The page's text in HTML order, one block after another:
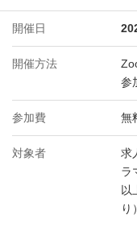
開催日
開催方法
参
参加費 無
対象者
求
ラ
以
り